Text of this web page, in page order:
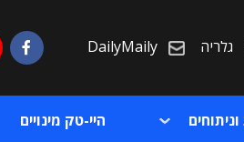
גלריה DailyMaily
היי-טק מינויים